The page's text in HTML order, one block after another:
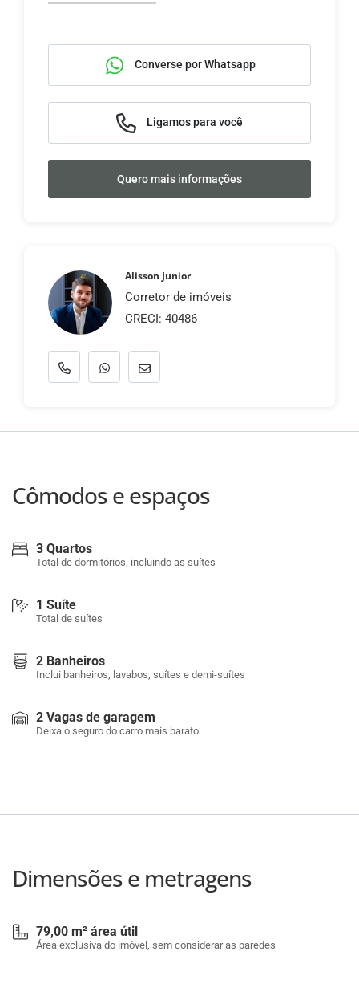
Converse por Whatsapp
Ligamos para você
Quero mais informações
Alisson Junior
Corretor de imóveis
CRECI: 40486
Cômodos e espaços
3 Quartos
Total de dormitórios, incluindo as suítes
1 Suíte
Total de suítes
2 Banheiros
Inclui banheiros, lavabos, suítes e demi-suítes
2 Vagas de garagem
Deixa o seguro do carro mais barato
Dimensões e metragens
79,00 m² área útil
Área exclusiva do imóvel, sem considerar as paredes